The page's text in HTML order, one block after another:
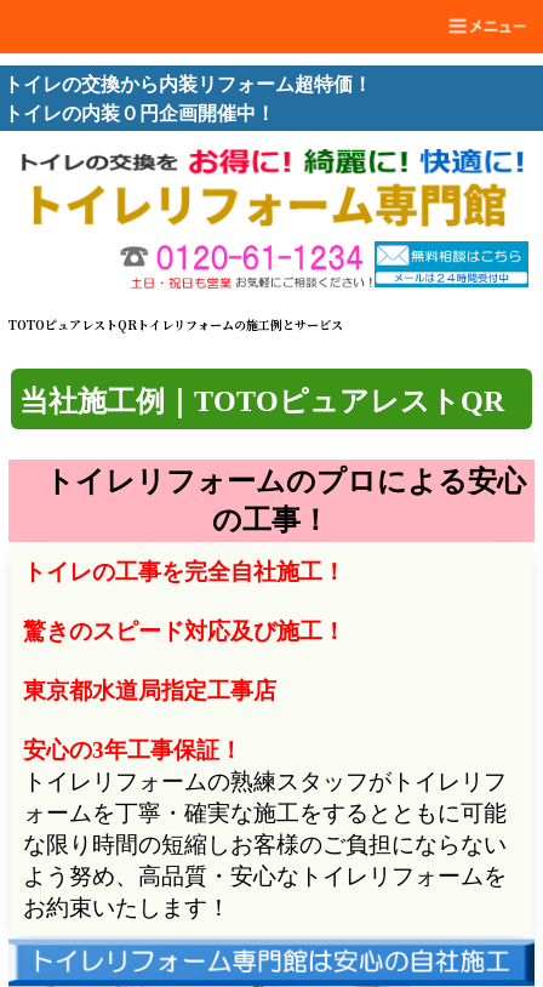
トイレの交換から内装リフォーム超特価！
トイレの内装０円企画開催中！
TOTOピュアレストQRトイレリフォームの施工例とサービス
当社施工例｜TOTOピュアレストQR
トイレリフォームのプロによる安心
の工事！
トイレの工事を完全自社施工！
驚きのスピード対応及び施工！
東京都水道局指定工事店
安心の3年工事保証！
トイレリフォームの熟練スタッフがトイレリフ
ォームを丁寧・確実な施工をするとともに可能
な限り時間の短縮しお客様のご負担にならない
よう努め、高品質・安心なトイレリフォームを
お約束いたします！